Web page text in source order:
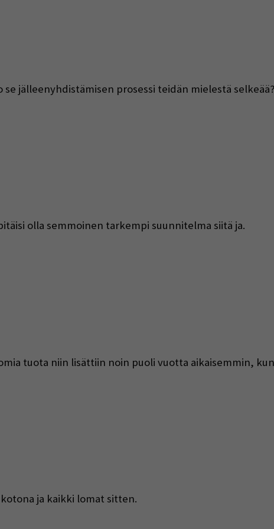
se jälleenyhdistämisen prosessi teidän mielestä
olla semmoinen tarkempi suunnitelma siitä ja.
tuota niin lisättiin noin puoli vuotta aikaisemmin,
ja kaikki lomat sitten.